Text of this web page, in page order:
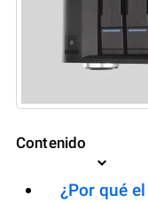
Contenido
¿Por qué